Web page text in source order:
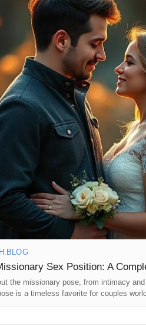
locales
how-to-do-the-missionary-
#intimacy
#romanticlife #bestsexpositions
#sexualhealing #couplestips
#lovematters #romanceguide
Sex Position: A
the missionary pose, from intimacy
is a timeless favorite for couples